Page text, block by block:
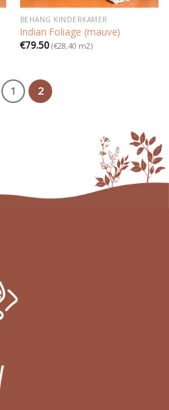
BEHANG KINDERKAMER
Indian Foliage (mauve)
€79.50(€28,40 m2)
1 2